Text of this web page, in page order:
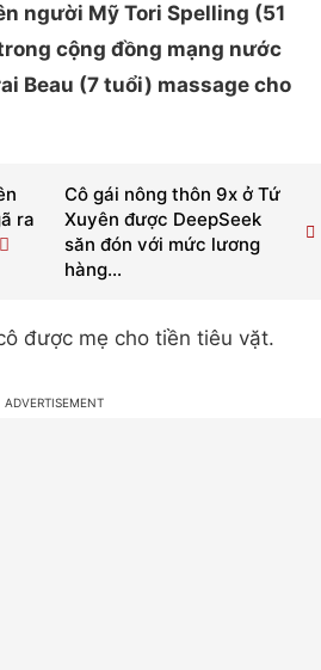
người Mỹ Tori Spelling (51
cộng đồng mạng nước
Beau (7 tuổi) massage cho
Cô gái nông thôn 9x ở Tứ
Xuyên được DeepSeek
săn đón với mức lương
hàng...
ra
được mẹ cho tiền tiêu vặt.